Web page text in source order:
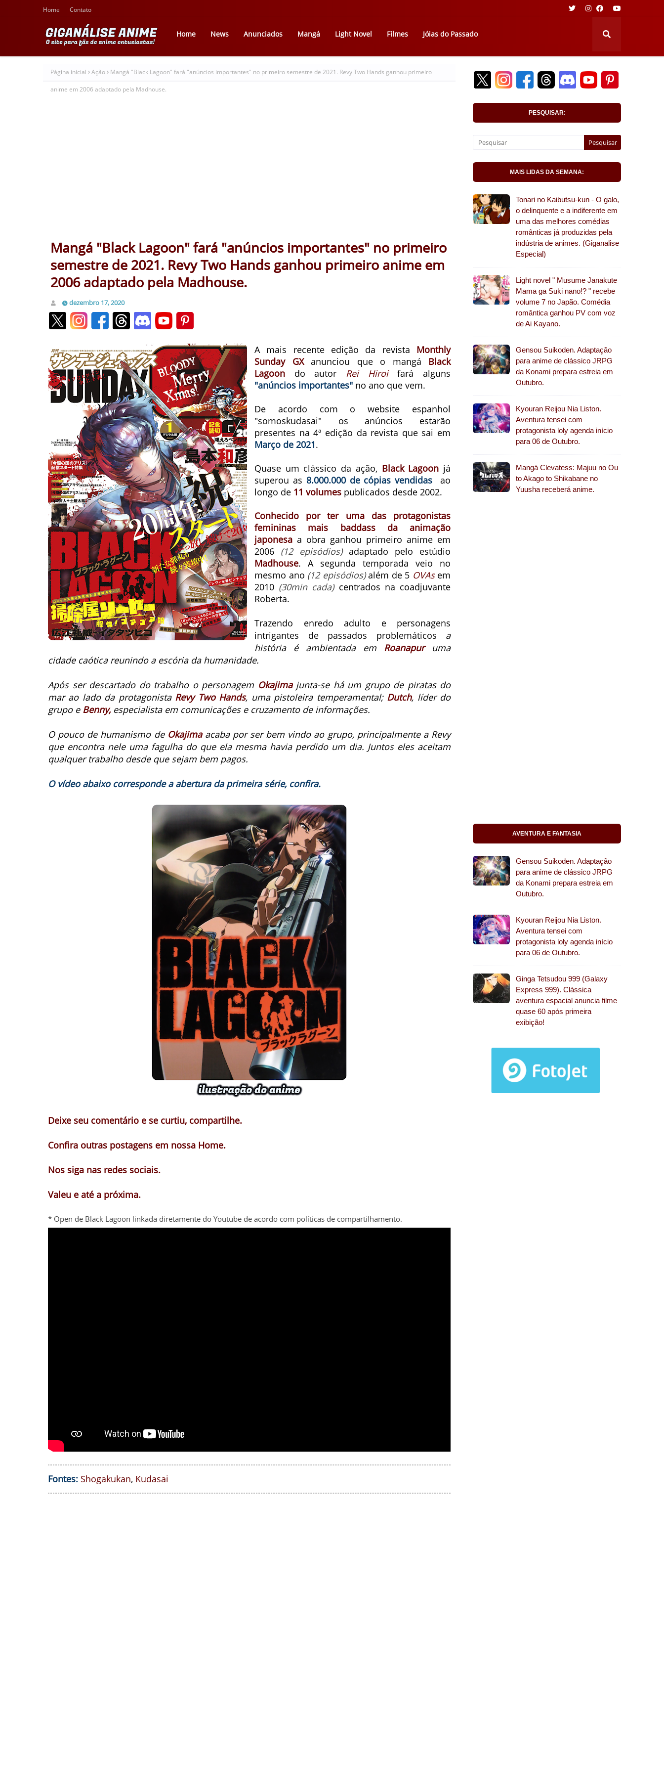
Home Contato
Home News Anunciados Mangá Light Novel Filmes Jóias do Passado
Página inicial Ação Mangá "Black Lagoon" fará "anúncios importantes" no primeiro semestre de 2021. Revy Two Hands ganhou primeiro
anime em 2006 adaptado pela Madhouse.
Mangá "Black Lagoon" fará "anúncios importantes" no primeiro
semestre de 2021. Revy Two Hands ganhou primeiro anime em
2006 adaptado pela Madhouse.
dezembro 17, 2020
A mais recente edição da revista Monthly
Sunday GXanunciou que o mangá Black
Lagoon do autor Rei Hiroifará alguns
"anúncios importantes" no ano que vem.
De acordo com o website espanhol
"somoskudasai" os anúncios estarão
presentes na 4ª edição da revista que sai em
Março de 2021.
Quase um clássico da ação, Black Lagoon já
superou as 8.000.000 de cópias vendidas ao
longo de 11 volumes publicados desde 2002.
Conhecido por ter uma das protagonistas
femininas mais baddass da animação
japonesa a obra ganhou primeiro anime em
2006 (12 episódios)adaptado pelo estúdio
Madhouse. A segunda temporada veio no
mesmo ano (12 episódios) além de 5 OVAsem
2010 (30min cada) centrados na coadjuvante
Roberta.
Trazendo enredo adulto e personagens
intrigantes de passados problemáticos a
história é ambientada em Roanapuruma
cidade caótica reunindo a escória da humanidade.
Após ser descartado do trabalho o personagem Okajimajunta-se há um grupo de piratas do
mar ao lado da protagonista Revy Two Hands, uma pistoleira temperamental; Dutch, líder do
grupo e Benny,especialista em comunicações e cruzamento de informações.
O pouco de humanismo de Okajimaacaba por ser bem vindo ao grupo, principalmente a Revy
que encontra nele uma fagulha do que ela mesma havia perdido um dia. Juntos eles aceitam
qualquer trabalho desde que sejam bem pagos.
O vídeo abaixo corresponde a abertura da primeira série, confira.
Deixe seu comentário e se curtiu, compartilhe.
Confira outras postagens em nossa Home.
Nos siga nas redes sociais.
Valeu e até a próxima.
* Open de Black Lagoon linkada diretamente do Youtube de acordo com políticas de compartilhamento.
Fontes: Shogakukan, Kudasai
PESQUISAR:
MAIS LIDAS DA SEMANA:
Tonari no Kaibutsu-kun - O galo,
o delinquente e a indiferente em
uma das melhores comédias
românticas já produzidas pela
indústria de animes. (Giganalise
Especial)
Light novel " Musume Janakute
Mama ga Suki nano!? " recebe
volume 7 no Japão. Comédia
romântica ganhou PV com voz
de Ai Kayano.
Gensou Suikoden. Adaptação
para anime de clássico JRPG
da Konami prepara estreia em
Outubro.
Kyouran Reijou Nia Liston.
Aventura tensei com
protagonista loly agenda início
para 06 de Outubro.
Mangá Clevatess: Majuu no Ou
to Akago to Shikabane no
Yuusha receberá anime.
AVENTURA E FANTASIA
Gensou Suikoden. Adaptação
para anime de clássico JRPG
da Konami prepara estreia em
Outubro.
Kyouran Reijou Nia Liston.
Aventura tensei com
protagonista loly agenda início
para 06 de Outubro.
Ginga Tetsudou 999 (Galaxy
Express 999). Clássica
aventura espacial anuncia filme
quase 60 após primeira
exibição!